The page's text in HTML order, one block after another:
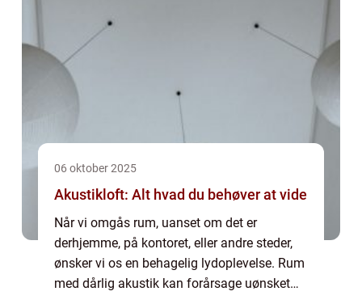
06 oktober 2025
Akustikloft: Alt hvad du behøver at vide
Når vi omgås rum, uanset om det er
derhjemme, på kontoret, eller andre steder,
ønsker vi os en behagelig lydoplevelse. Rum
med dårlig akustik kan forårsage uønsket